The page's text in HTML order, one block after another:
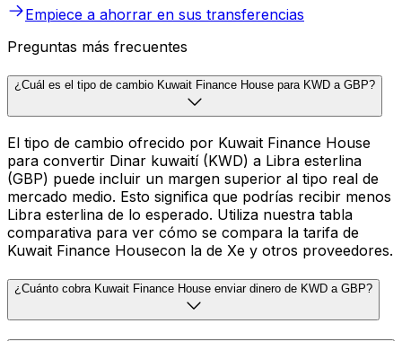
Empiece a ahorrar en sus transferencias
Preguntas más frecuentes
¿Cuál es el tipo de cambio Kuwait Finance House para KWD a GBP?
El tipo de cambio ofrecido por Kuwait Finance House
para convertir Dinar kuwaití (KWD) a Libra esterlina
(GBP) puede incluir un margen superior al tipo real de
mercado medio. Esto significa que podrías recibir menos
Libra esterlina de lo esperado. Utiliza nuestra tabla
comparativa para ver cómo se compara la tarifa de
Kuwait Finance Housecon la de Xe y otros proveedores.
¿Cuánto cobra Kuwait Finance House enviar dinero de KWD a GBP?